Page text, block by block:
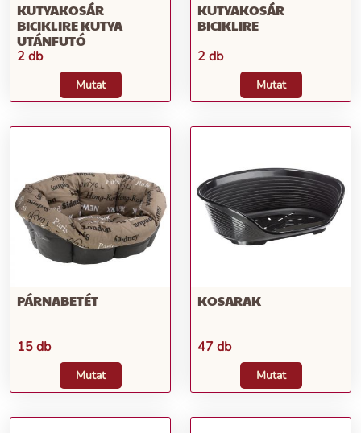
KUTYAKOSÁR
BICIKLIRE KUTYA
UTÁNFUTÓ
2 db
Mutat
KUTYAKOSÁR
BICIKLIRE
2 db
Mutat
PÁRNABETÉT
15 db
Mutat
KOSARAK
47 db
Mutat